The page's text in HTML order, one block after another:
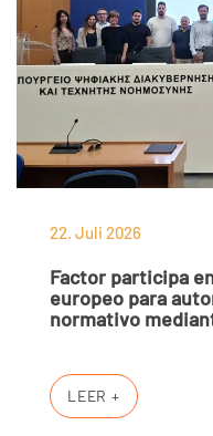
22. Juli 2026
Factor participa
europeo para
normativo
LEER +